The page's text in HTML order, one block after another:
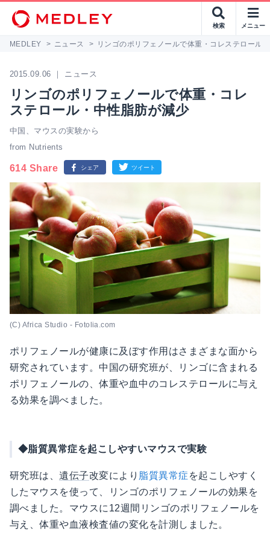
検索 メニュー
MEDLEY > ニュース > リンゴのポリフェノールで体重・コレステロール
2015.09.06 ｜ ニュース
リンゴのポリフェノールで体重・コレ
ステロール・中性脂肪が減少
中国、マウスの実験から
from Nutrients
614 Share
(C) Africa Studio - Fotolia.com
ポリフェノールが健康に及ぼす作用はさまざまな面から
研究されています。中国の研究班が、リンゴに含まれる
ポリフェノールの、体重や血中のコレステロールに与え
る効果を調べました。
◆脂質異常症を起こしやすいマウスで実験
研究班は、遺伝子改変により 脂質異常症 を起こしやすく
したマウスを使って、リンゴのポリフェノールの効果を
調べました。マウスに12週間リンゴのポリフェノールを
与え、体重や血液検査値の変化を計測しました。